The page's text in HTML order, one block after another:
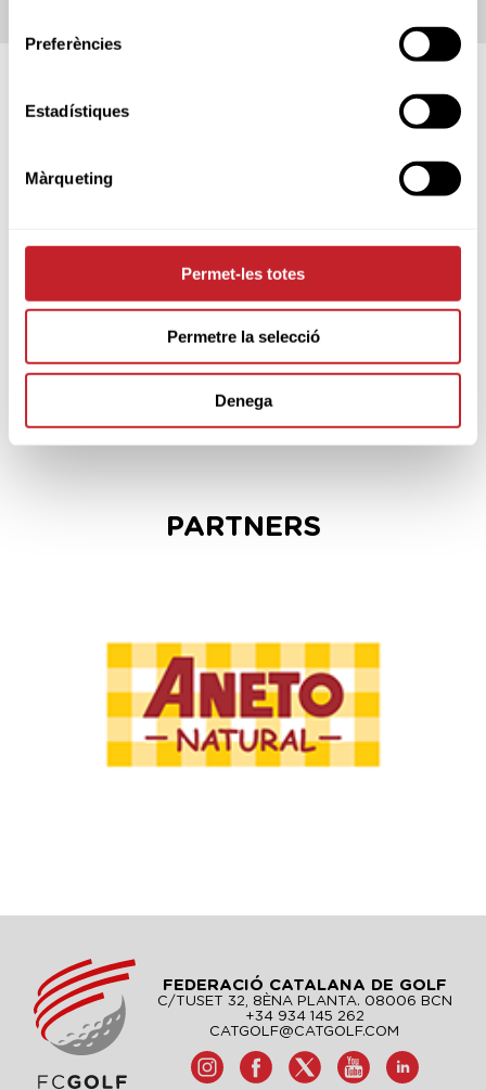
Preferències
Estadístiques
Màrqueting
Permet-les totes
Permetre la selecció
Denega
PARTNERS
FEDERACIÓ CATALANA DE GOLF
C/TUSET 32, 8ÈNA PLANTA. 08006 BCN
+34 934 145 262
CATGOLF@CATGOLF.COM